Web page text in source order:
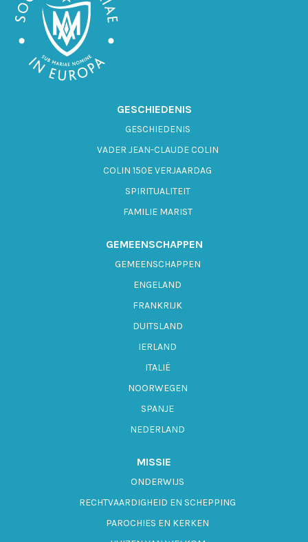
GESCHIEDENIS
GESCHIEDENIS
VADER JEAN-CLAUDE COLIN
COLIN 150E VERJAARDAG
SPIRITUALITEIT
FAMILIE MARIST
GEMEENSCHAPPEN
GEMEENSCHAPPEN
ENGELAND
FRANKRIJK
DUITSLAND
IERLAND
ITALIË
NOORWEGEN
SPANJE
NEDERLAND
MISSIE
ONDERWIJS
RECHTVAARDIGHEID EN SCHEPPING
PAROCHIES EN KERKEN